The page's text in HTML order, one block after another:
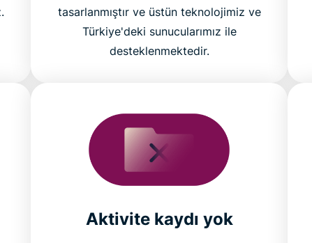
tasarlanmıştır ve üstün teknolojimiz ve
Türkiye'deki sunucularımız ile
desteklenmektedir.
Aktivite kaydı yok